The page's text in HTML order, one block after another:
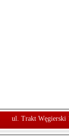
ul. Trakt Węgierski